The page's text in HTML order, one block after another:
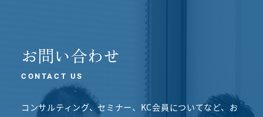
お問い合わせ
CONTACT US
コンサルティング、セミナー、KC会員についてなど、 お